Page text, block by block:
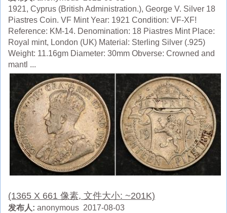
1921, Cyprus (British Administration.), George V. Silver 18
Piastres Coin. VF Mint Year: 1921 Condition: VF-XF!
Reference: KM-14. Denomination: 18 Piastres Mint Place:
Royal mint, London (UK) Material: Sterling Silver (.925)
Weight: 11.16gm Diameter: 30mm Obverse: Crowned and
mantl ...
(1365 X 661 像素, 文件大小: ~201K)
发布人: anonymous 2017-08-03